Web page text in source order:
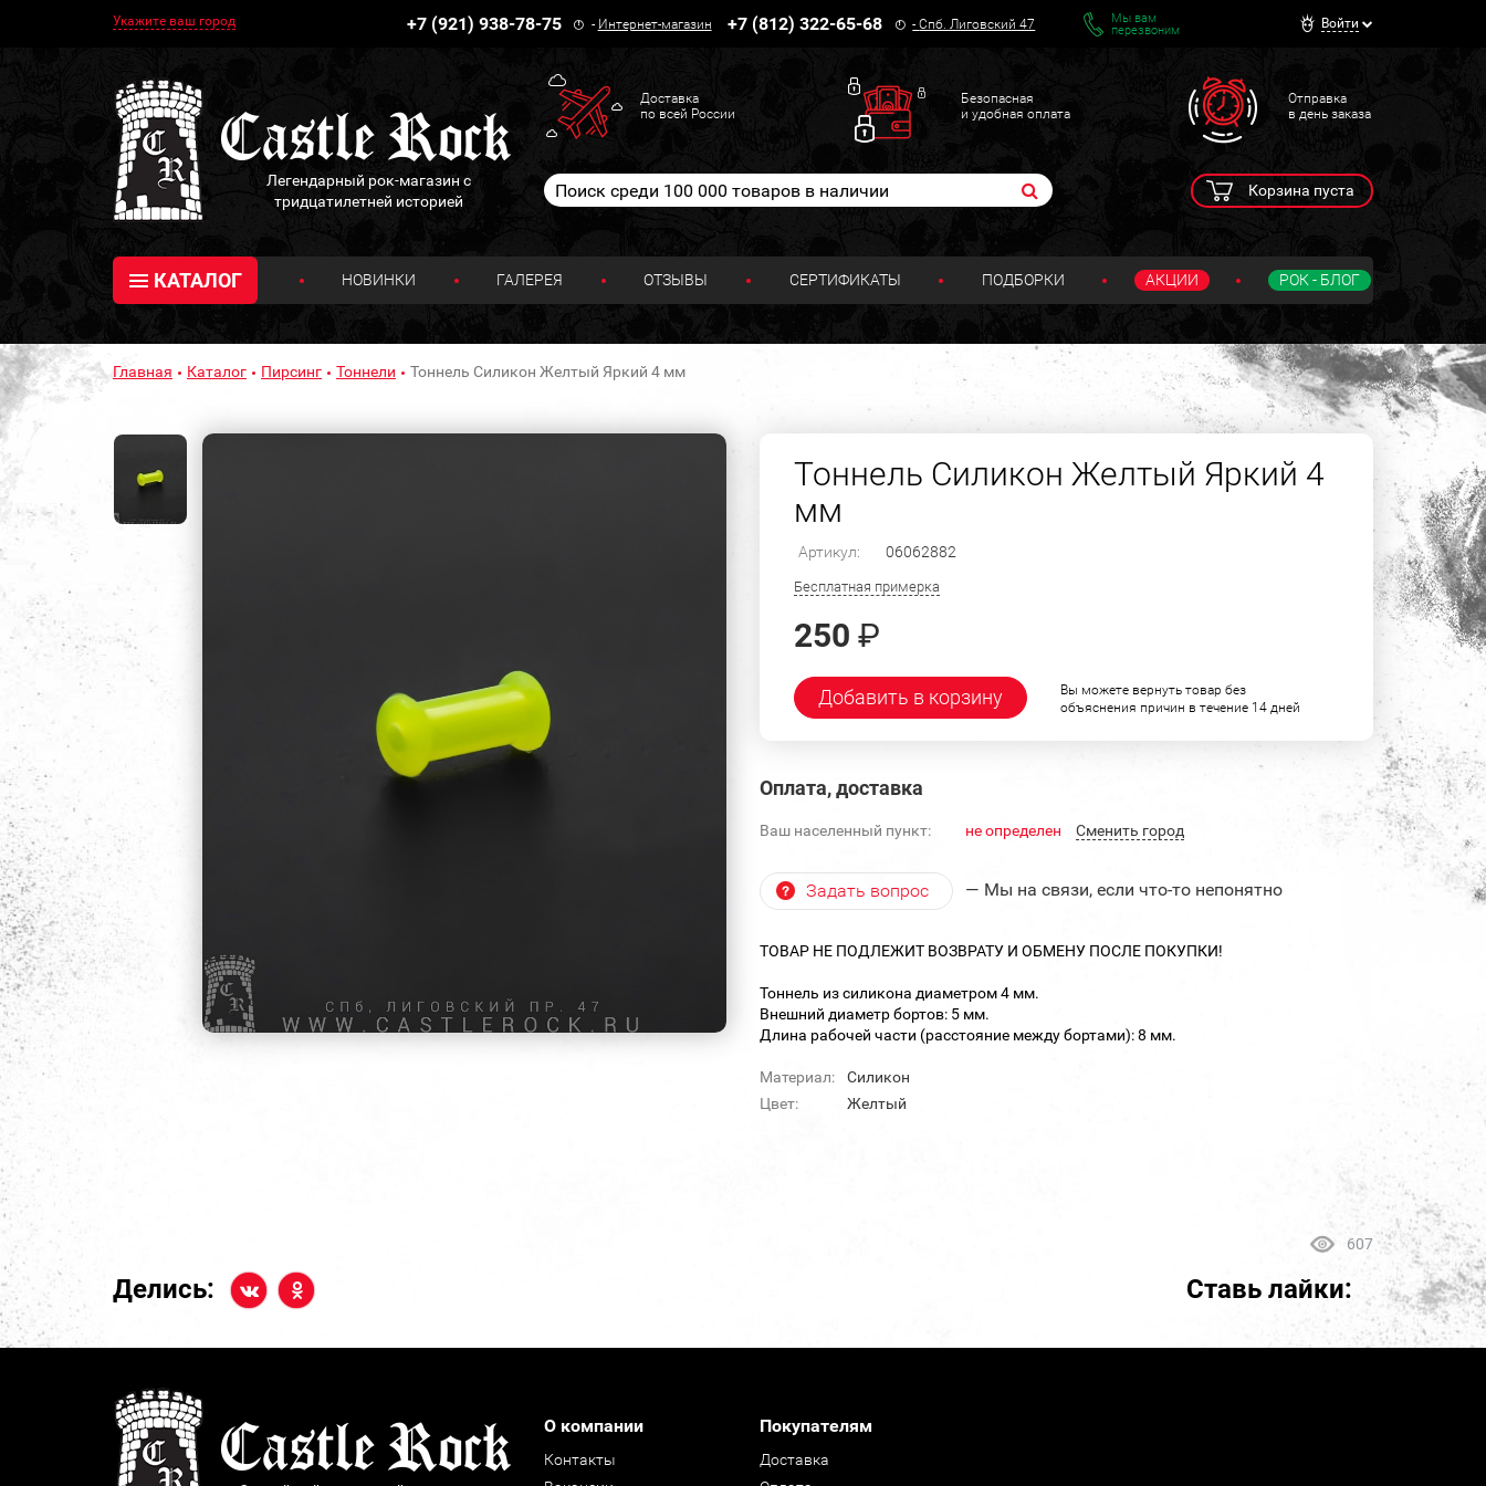
Укажите ваш город +7 (921) 938-78-75 - Интернет-магазин +7 (812) 322-65-68 -Спб. Лиговский 47
Мы вам
перезвоним
Войти
Легендарный рок-магазин с
тридцатилетней историей
Доставка
по всей России
Безопасная
и удобная оплата
Отправка
в день заказа
Корзина пуста
КАТАЛОГ НОВИНКИ ГАЛЕРЕЯ ОТЗЫВЫ СЕРТИФИКАТЫ ПОДБОРКИ АКЦИИ РОК - БЛОГ
Главная Каталог Пирсинг Тоннели Тоннель Силикон Желтый Яркий 4 мм
Тоннель Силикон Желтый Яркий 4
мм
Артикул: 06062882
Бесплатная примерка
250 ₽
Добавить в корзину
Вы можете вернуть товар без
объяснения причин в течение 14 дней
Оплата, доставка
Ваш населенный пункт: не определен Cменить город
Задать вопрос — Мы на связи, если что-то непонятно
ТОВАР НЕ ПОДЛЕЖИТ ВОЗВРАТУ И ОБМЕНУ ПОСЛЕ ПОКУПКИ!
Тоннель из силикона диаметром 4 мм.
Внешний диаметр бортов: 5 мм.
Длина рабочей части (расстояние между бортами): 8 мм.
Материал:
Силикон
Цвет:
Желтый
607
Делись: Ставь лайки:
О компании
Контакты
Покупателям
Доставка